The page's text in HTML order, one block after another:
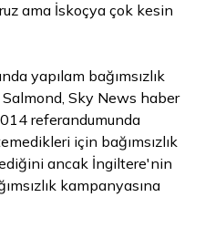
ama İskoçya çok kesin
yapılam bağımsızlık
Sky News haber
referandumunda
için bağımsızlık
ancak İngiltere'nin
kampanyasına